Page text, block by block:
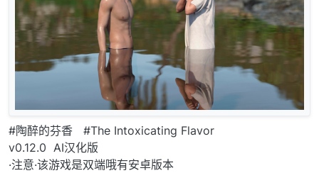
#陶醉的芬香 #The Intoxicating Flavor
v0.12.0 AI汉化版
·注意·该游戏是双端哦有安卓版本